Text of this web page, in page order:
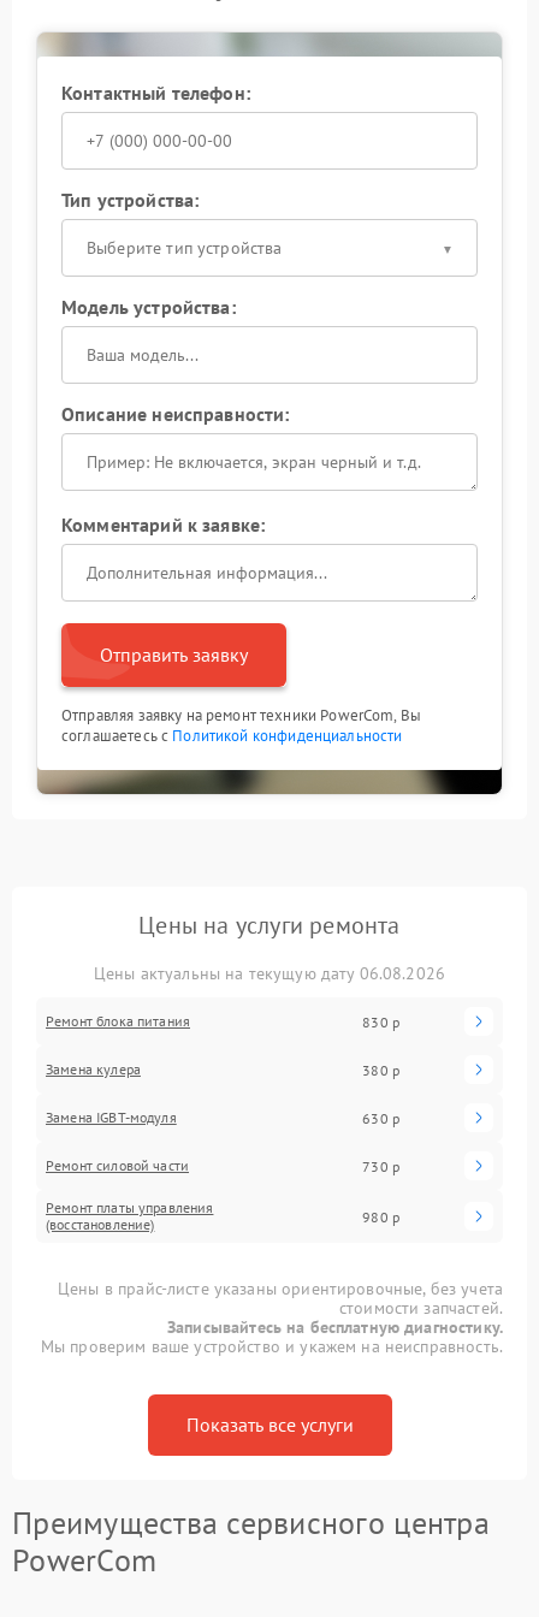
обращение к специалистам позволит сохранить
надежность оборудования и избежать
дополнительных затрат в будущем.
Контактный телефон:
Тип устройства:
Выберите тип устройства
Модель устройства:
Описание неисправности:
Комментарий к заявке:
Отправить заявку
Отправляя заявку на ремонт техники PowerCom, Вы
соглашаетесь с Политикой конфиденциальности
Цены на услуги ремонта
Цены актуальны на текущую дату 06.08.2026
Ремонт блока питания 830 р
Замена кулера 380 р
Замена IGBT-модуля 630 р
Ремонт силовой части 730 р
Ремонт платы управления
(восстановление)
980 р
Цены в прайс-листе указаны ориентировочные, без учета
стоимости запчастей.
Записывайтесь на бесплатную диагностику.
Мы проверим ваше устройство и укажем на неисправность.
Показать все услуги
Преимущества сервисного центра
PowerCom